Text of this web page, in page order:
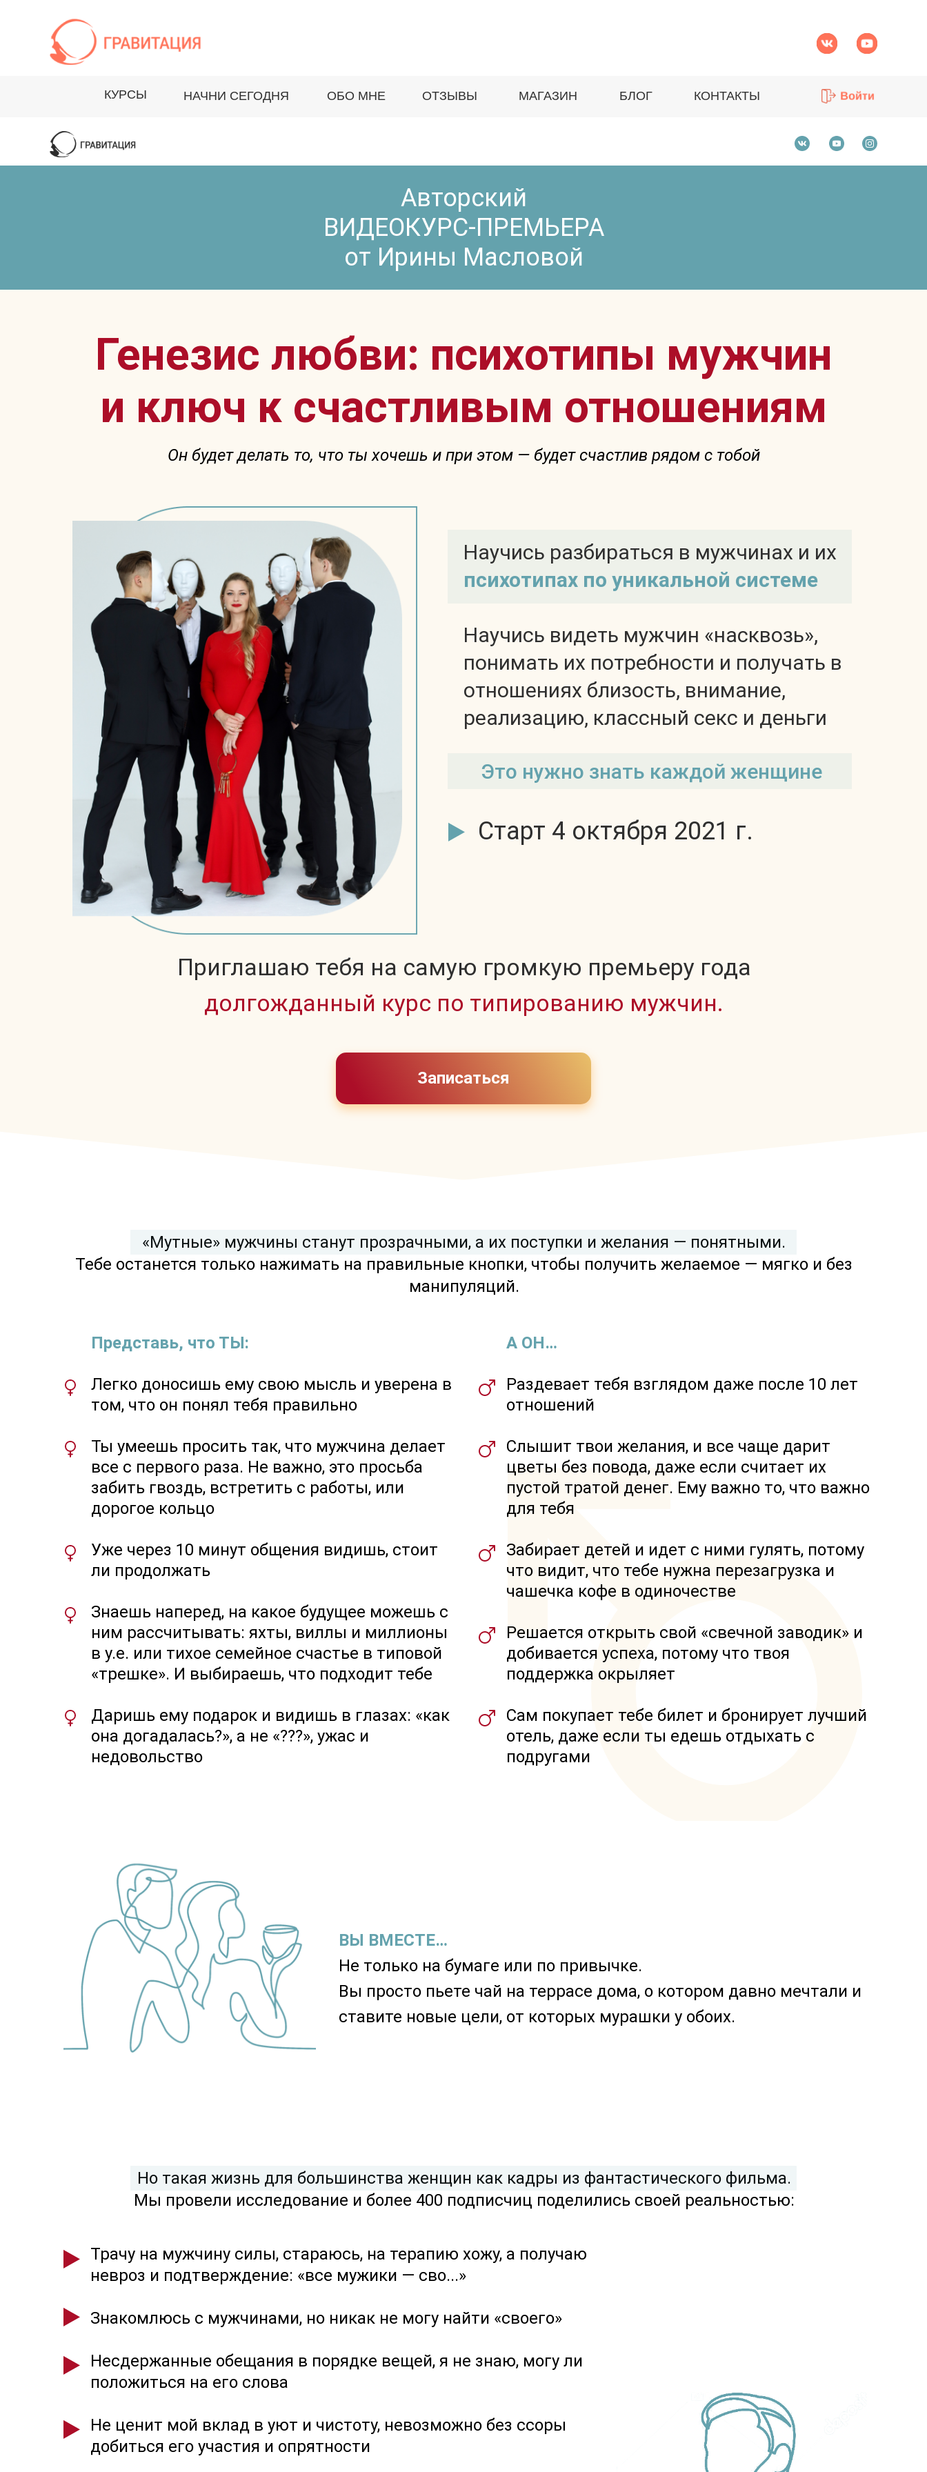
КУРСЫ НАЧНИ СЕГОДНЯ ОБО МНЕ ОТЗЫВЫ МАГАЗИН БЛОГ КОНТАКТЫ
Авторский
ВИДЕОКУРС-ПРЕМЬЕРА
от Ирины Масловой
Генезис любви: психотипы мужчин
и ключ к счастливым отношениям
Он будет делать то, что ты хочешь и при этом — будет счастлив рядом с тобой
Научись разбираться в мужчинах и их
психотипах по уникальной системе
Научись видеть мужчин «насквозь»,
понимать их потребности и получать в
отношениях близость, внимание,
реализацию, классный секс и деньги
Это нужно знать каждой женщине
Старт 4 октября 2021 г.
Приглашаю тебя на самую громкую премьеру года
долгожданный курс по типированию мужчин.
Записаться
«Мутные» мужчины станут прозрачными, а их поступки и желания — понятными.
Тебе останется только нажимать на правильные кнопки, чтобы получить желаемое — мягко и без
манипуляций.
Представь, что ТЫ:
Легко доносишь ему свою мысль и уверена в
том, что он понял тебя правильно
Ты умеешь просить так, что мужчина делает
все с первого раза. Не важно, это просьба
забить гвоздь, встретить с работы, или
дорогое кольцо
Уже через 10 минут общения видишь, стоит
ли продолжать
Знаешь наперед, на какое будущее можешь с
ним рассчитывать: яхты, виллы и миллионы
в у.е. или тихое семейное счастье в типовой
«трешке». И выбираешь, что подходит тебе
Даришь ему подарок и видишь в глазах: «как
она догадалась?», а не «???», ужас и
недовольство
А ОН…
Раздевает тебя взглядом даже после 10 лет
отношений
Слышит твои желания, и все чаще дарит
цветы без повода, даже если считает их
пустой тратой денег. Ему важно то, что важно
для тебя
Забирает детей и идет с ними гулять, потому
что видит, что тебе нужна перезагрузка и
чашечка кофе в одиночестве
Решается открыть свой «свечной заводик» и
добивается успеха, потому что твоя
поддержка окрыляет
Сам покупает тебе билет и бронирует лучший
отель, даже если ты едешь отдыхать с
подругами
ВЫ ВМЕСТЕ…
Не только на бумаге или по привычке.
Вы просто пьете чай на террасе дома, о котором давно мечтали и
ставите новые цели, от которых мурашки у обоих.
Но такая жизнь для большинства женщин как кадры из фантастического фильма.
Мы провели исследование и более 400 подписчиц поделились своей реальностью:
Трачу на мужчину силы, стараюсь, на терапию хожу, а получаю
невроз и подтверждение: «все мужики — сво...»
Знакомлюсь с мужчинами, но никак не могу найти «своего»
Несдержанные обещания в порядке вещей, я не знаю, могу ли
положиться на его слова
Не ценит мой вклад в уют и чистоту, невозможно без ссоры
добиться его участия и опрятности